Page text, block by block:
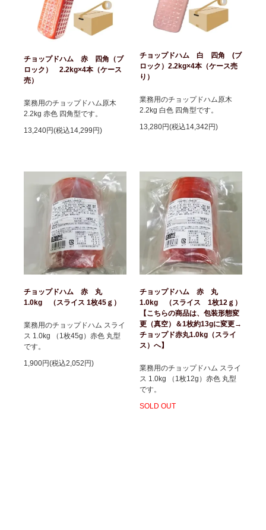
チョップドハム 赤 四角（ブ
ロック） 2.2kg×4本（ケース
売）
業務用のチョップドハム原木
2.2kg 赤色 四角型です。
13,240円(税込14,299円)
チョップドハム 白 四角 (ブ
ロック）2.2kg×4本（ケース売
り）
業務用のチョップドハム原木
2.2kg 白色 四角型です。
13,280円(税込14,342円)
チョップドハム 赤 丸
1.0kg （スライス 1枚45ｇ）
業務用のチョップドハム スライ
ス 1.0kg （1枚45g）赤色 丸型
です。
1,900円(税込2,052円)
チョップドハム 赤 丸
1.0kg （スライス 1枚12ｇ）
【こちらの商品は、包装形態変
更（真空）＆1枚約13gに変更→
チョップド赤丸1.0kg（スライ
ス）へ】
業務用のチョップドハム スライ
ス 1.0kg （1枚12g）赤色 丸型
です。
SOLD OUT